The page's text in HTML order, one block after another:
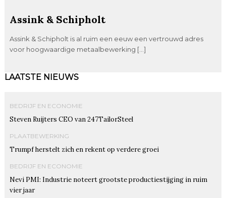
Assink & Schipholt
Assink & Schipholt is al ruim een eeuw een vertrouwd adres
voor hoogwaardige metaalbewerking […]
LAATSTE NIEUWS
BEDRIJF EN ECONOMIE
Steven Ruijters CEO van 247TailorSteel
PLAATBEWERKING
Trumpf herstelt zich en rekent op verdere groei
BEDRIJF EN ECONOMIE
Nevi PMI: Industrie noteert grootste productiestijging in ruim
vier jaar